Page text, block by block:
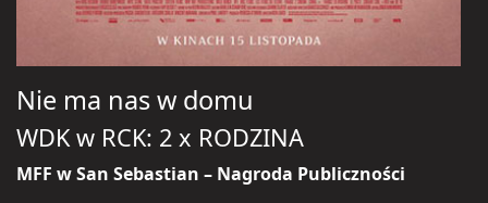
Nie ma nas w domu
WDK w RCK: 2 x RODZINA
MFF w San Sebastian – Nagroda Publiczności